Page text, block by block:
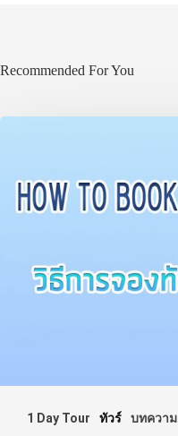
Recommended For You
1 Day Tour ทัวร์ บทความ